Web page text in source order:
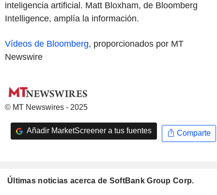
inteligencia artificial. Matt Bloxham, de Bloomberg
Intelligence, amplía la información.
Vídeos de Bloomberg, proporcionados por MT
Newswire
© MT Newswires - 2025
Añadir MarketScreener a tus fuentes Comparte
Últimas noticias acerca de SoftBank Group Corp.